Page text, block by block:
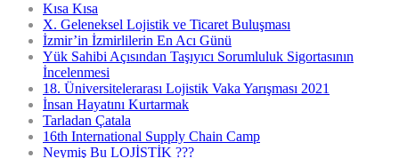
Kısa Kısa
X. Geleneksel Lojistik ve Ticaret Buluşması
İzmir’in İzmirlilerin En Acı Günü
Yük Sahibi Açısından Taşıyıcı Sorumluluk Sigortasının
İncelenmesi
18. Üniversitelerarası Lojistik Vaka Yarışması 2021
İnsan Hayatını Kurtarmak
Tarladan Çatala
16th International Supply Chain Camp
Neymiş Bu LOJİSTİK ???